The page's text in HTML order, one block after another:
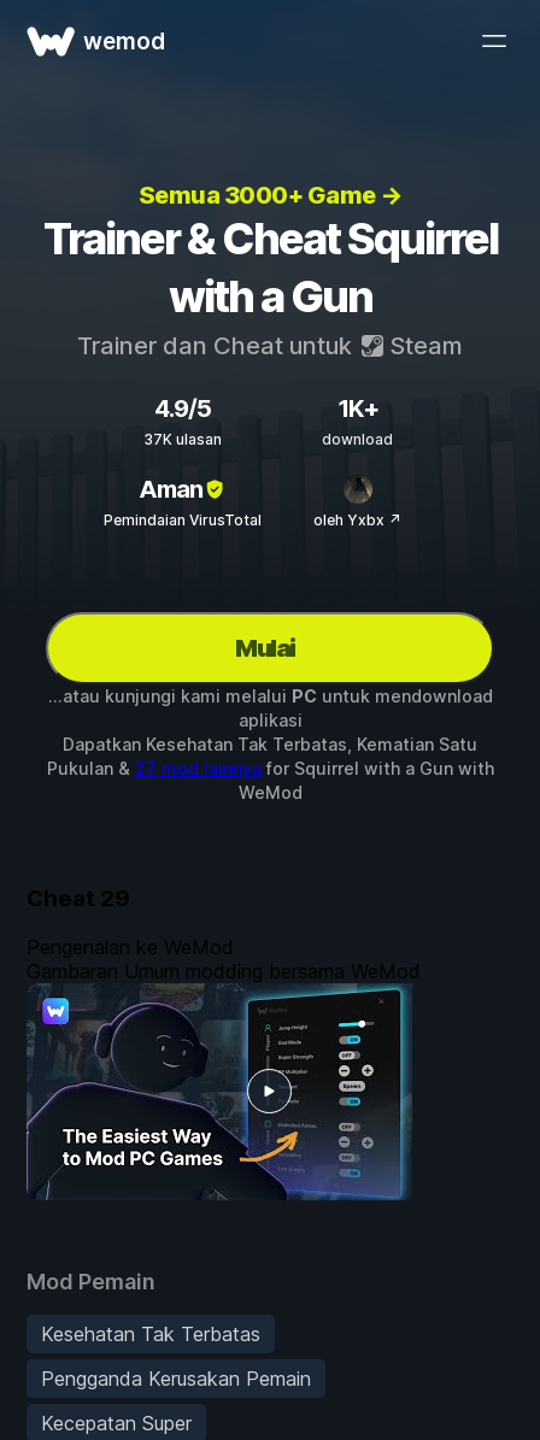
wemod
Semua 3000+ Game →
Trainer & Cheat Squirrel
with a Gun
Trainer dan Cheat untuk Steam
4.9/5
37K ulasan
1K+
download
Aman
Pemindaian VirusTotal oleh Yxbx ↗
Mulai
...atau kunjungi kami melalui PC untuk mendownload
aplikasi
Dapatkan Kesehatan Tak Terbatas, Kematian Satu
Pukulan & 27 mod lainnyafor Squirrel with a Gunwith
WeMod
Cheat 29
Mod Pemain
Kesehatan Tak Terbatas
Pengganda Kerusakan Pemain
Kecepatan Super
Pengenalan ke WeMod
Gambaran Umum modding bersama WeMod